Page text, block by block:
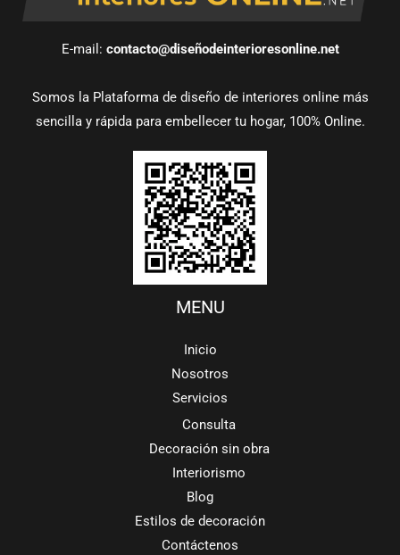
E-mail: contacto@diseñodeinterioresonline.net
Somos la Plataforma de diseño de interiores online más
sencilla y rápida para embellecer tu hogar, 100% Online.
MENU
Inicio
Nosotros
Servicios
Consulta
Decoración sin obra
Interiorismo
Blog
Estilos de decoración
Contáctenos